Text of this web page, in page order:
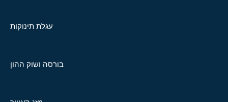
עגלת תינוקות
בורסה ושוק ההון